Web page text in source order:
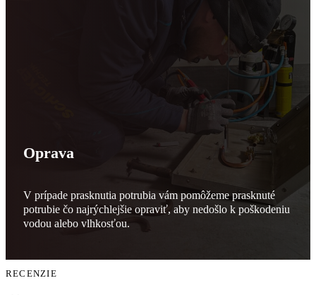
Oprava
V prípade prasknutia potrubia vám pomôžeme prasknuté
potrubie čo najrýchlejšie opraviť, aby nedošlo k poškodeniu
vodou alebo vlhkosťou.
RECENZIE